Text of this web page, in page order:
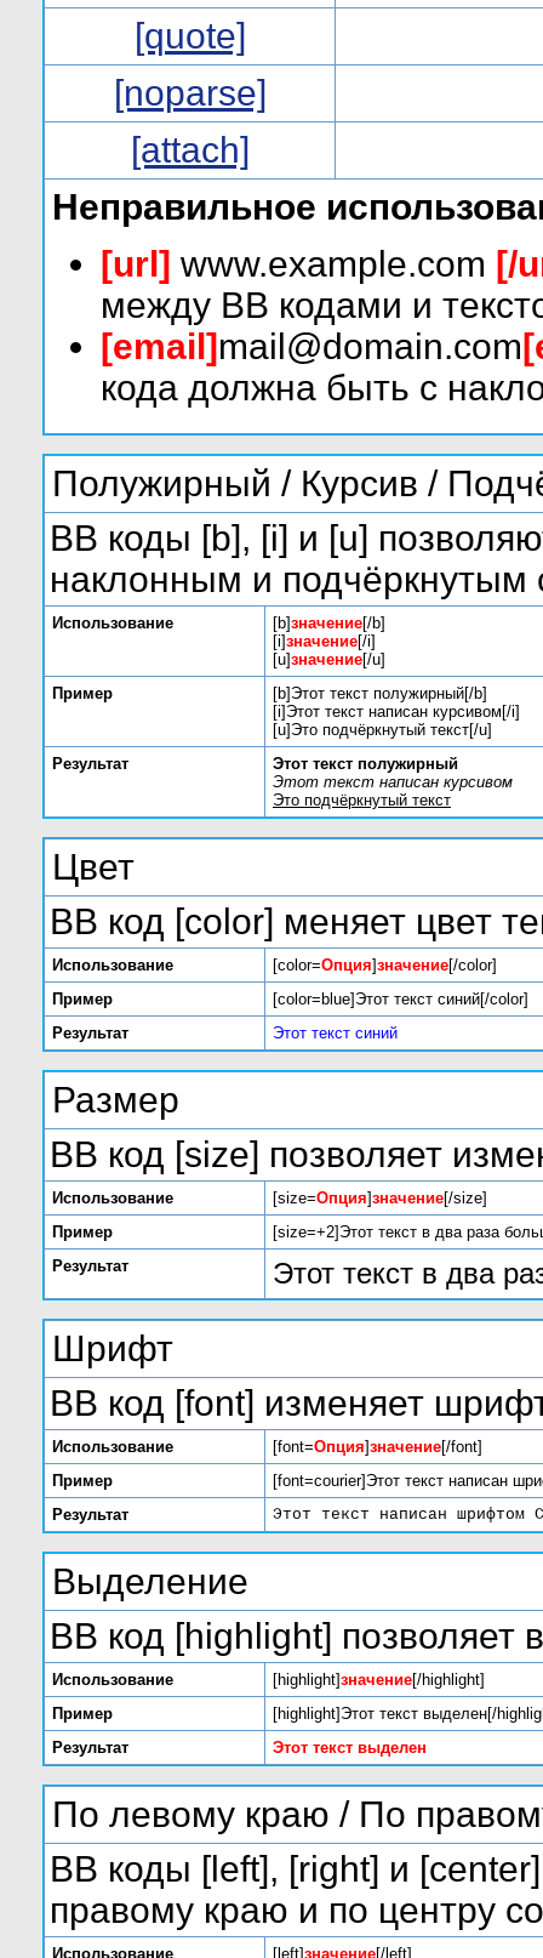
[quote]
[noparse]
[attach]
Неправильное
[url] www.example.com [/
между BB кодами и
[email] mail@domain.com
кода должна быть с
Полужирный / Курсив /
BB коды [b], [i] и [u]
наклонным и подчёркнутым
Использование [b]значение[/b]
[i]значение[/i]
[u]значение[/u]
Пример
[b]Этот текст полужирный[/b]
[i]Этот текст написан курсивом[/i]
[u]Это подчёркнутый текст[/u]
Результат
Этот текст полужирный
Этот текст написан курсивом
Это подчёркнутый текст
Цвет
BB код [color] меняет цвет
Использование [color=Опция]значение[/color]
Пример
[color=blue]Этот текст синий[/color]
Результат
Этот текст синий
Размер
BB код [size] позволяет
Использование [size=Опция]значение[/size]
Пример
[size=+2]Этот текст в два раза
Результат
Этот текст в два
Шрифт
BB код [font] изменяет
Использование [font=Опция]значение[/font]
Пример
[font=courier]Этот текст написан
Результат
Этот текст написан шрифтом
Выделение
BB код [highlight] позволяет
Использование [highlight]значение[/highlight]
Пример
[highlight]Этот текст выделен[/
Результат
Этот текст выделен
По левому краю / По
BB коды [left], [right] и
правому краю и по центру
Использование [left]значение[/left]